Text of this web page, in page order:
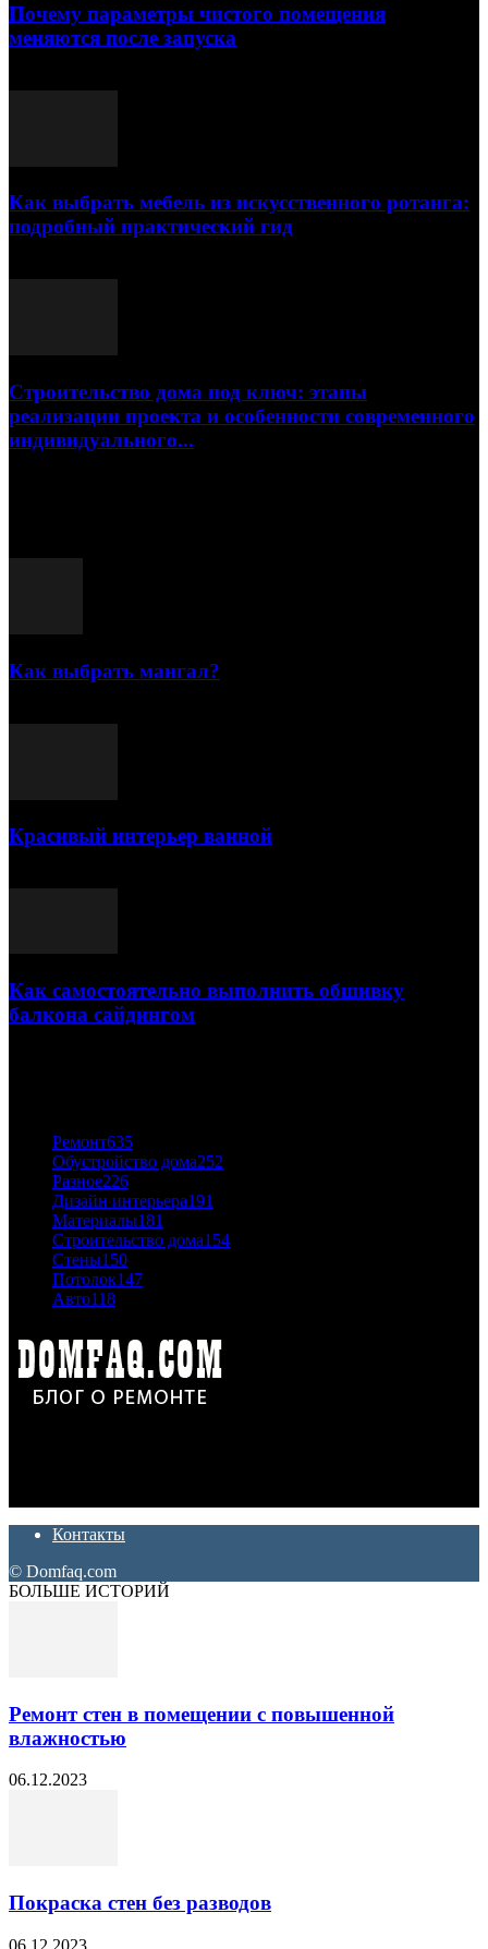
Почему параметры чистого помещения
меняются после запуска
Как выбрать мебель из искусственного ротанга:
подробный практический гид
Строительство дома под ключ: этапы
реализации проекта и особенности современного
индивидуального...
Как выбрать мангал?
Красивый интерьер ванной
Как самостоятельно выполнить обшивку
балкона сайдингом
Ремонт635
Обустройство дома252
Разное226
Дизайн интерьера191
Материалы181
Строительство дома154
Стены150
Потолок147
Авто118
Контакты
© Domfaq.com
БОЛЬШЕ ИСТОРИЙ
Ремонт стен в помещении с повышенной
влажностью
06.12.2023
Покраска стен без разводов
06.12.2023